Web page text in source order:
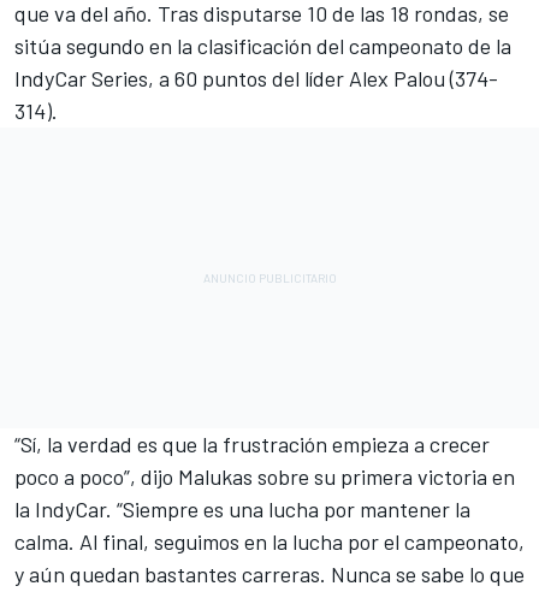
que va del año. Tras disputarse 10 de las 18 rondas, se
sitúa segundo en la clasificación del campeonato de la
IndyCar Series, a 60 puntos del líder Alex Palou (374-
314).
“Sí, la verdad es que la frustración empieza a crecer
poco a poco”, dijo Malukas sobre su primera victoria en
la IndyCar. “Siempre es una lucha por mantener la
calma. Al final, seguimos en la lucha por el campeonato,
y aún quedan bastantes carreras. Nunca se sabe lo que